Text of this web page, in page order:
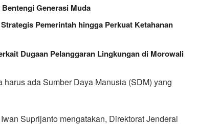
Generasi Muda
Pemerintah hingga Perkuat Ketahanan
Dugaan Pelanggaran Lingkungan di Morowali
ada Sumber Daya Manusia (SDM) yang
Suprijanto mengatakan, Direktorat Jenderal